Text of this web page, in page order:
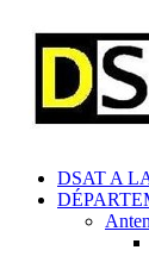
DSAT A